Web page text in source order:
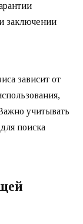
заключении
зависит от
учитывать
поиска